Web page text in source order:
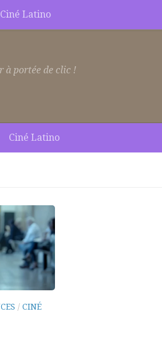
Ciné Latino
à portée de clic !
Ciné Latino
/ CINÉ